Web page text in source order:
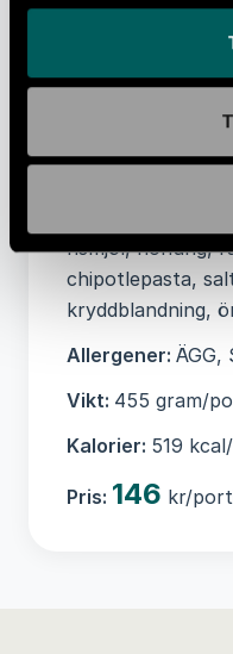
Energi 114 kcal,
fett 1,5 g,
Sockerarter 2,8
kalvfärs(9%),
rismjöl, honung,
chipotlepasta,
kryddblandning,
Allergener: ÄGG,
Vikt: 455 gram/
Kalorier: 519
Pris: 146 kr/